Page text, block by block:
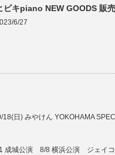
ビキpiano NEW GOODS 販
6/27
18(日) みやけん YOKOHAMA
成城公演 8/8 横浜公演 ジェイコ